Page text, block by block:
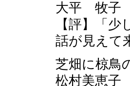
大平 牧子
【評】「
話が見えて
芝畑に椋鳥
松村美恵子